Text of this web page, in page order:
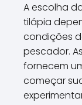
A escolha
tilápia
condições
pescador.
fornecem
começar